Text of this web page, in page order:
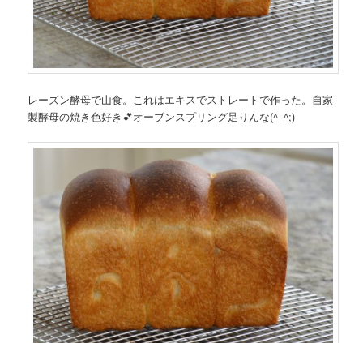
レーズン酵母で山食。これはエキスでストレートで作った。自家
製酵母の焼き色好き💕オーブンスプリング足りんな(^_^;)